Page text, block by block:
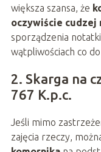
większa szansa, że
oczywiście cudzej
sporządzenia
wątpliwościach co do
2. Skarga na
767 K.p.c.
Jeśli mimo
zajęcia rzeczy,